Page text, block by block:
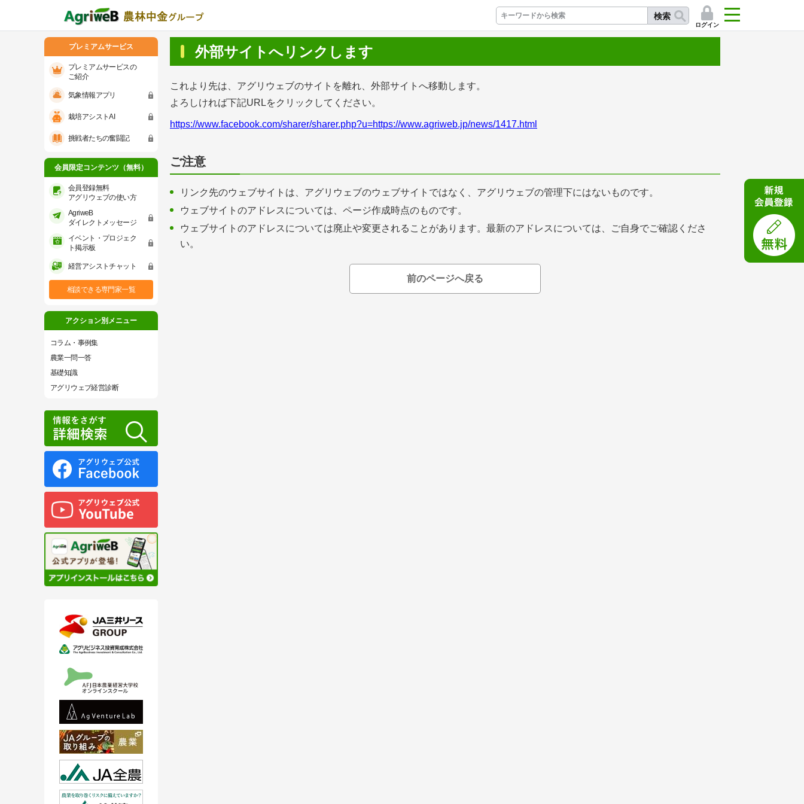
検索
ログイン
プレミアムサービス
プレミアムサービスのご紹介
会員限定コンテンツ（無料）
会員登録無料 アグリウェブの使い方
AgriweBダイレクトメッセージ
イベント・プロジェクト掲示板
経営アシストチャット
アクション別メニュー
基礎知識
外部サイトへリンクします
これより先は、アグリウェブのサイトを離れ、外部サイトへ移動します。
よろしければ下記URLをクリックしてください。
https://www.facebook.com/sharer/sharer.php?u=https://www.agriweb.jp/news/1417.html
ご注意
リンク先のウェブサイトは、アグリウェブのウェブサイトではなく、アグリウェブの管理下にはないものです。
ウェブサイトのアドレスについては、ページ作成時点のものです。
ウェブサイトのアドレスについては廃止や変更されることがあります。最新のアドレスについては、ご自身でご確認くださ
い。
前のページへ戻る
プレミアムサービス
プレミアムサービスの
ご紹介
気象情報アプリ
栽培アシストAI
挑戦者たちの奮闘記
会員限定コンテンツ（無料）
会員登録無料
アグリウェブの使い方
AgriweB
ダイレクトメッセージ
イベント・プロジェク
ト掲示板
経営アシストチャット
相談できる専門家一覧
アクション別メニュー
コラム・事例集
農業一問一答
基礎知識
アグリウェブ経営診断